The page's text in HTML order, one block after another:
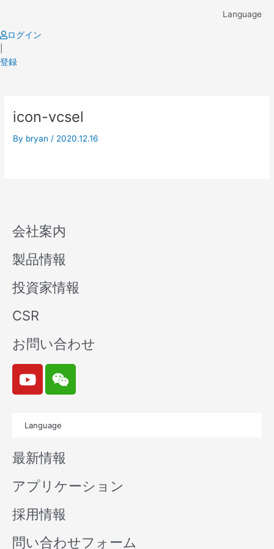
content
Language
ログイン
登録
icon-vcsel
By bryan / 2020.12.16
会社案内
製品情報
投資家情報
CSR
お問い合わせ
Y
o
u
b
e
W
e
i
n
Language
最新情報
アプリケーション
採用情報
問い合わせフォーム